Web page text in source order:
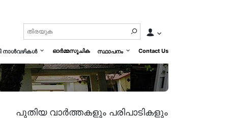
നാൾവഴികൾ ഓർമ്മസൂചിക സ്ഥാപനം Contact Us
പുതിയ വാർത്തകളും പരിപാടികളും